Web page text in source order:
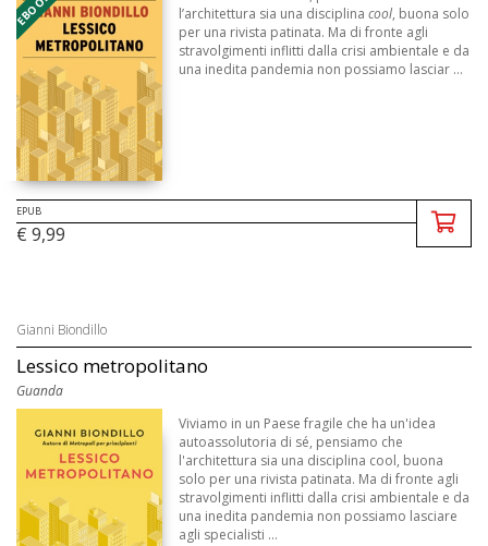
l’architettura sia una disciplina cool, buona solo
per una rivista patinata. Ma di fronte agli
stravolgimenti inflitti dalla crisi ambientale e da
una inedita pandemia non possiamo lasciar ...
EPUB
€ 9,99
Gianni Biondillo
Lessico metropolitano
Guanda
Viviamo in un Paese fragile che ha un'idea
autoassolutoria di sé, pensiamo che
l'architettura sia una disciplina cool, buona
solo per una rivista patinata. Ma di fronte agli
stravolgimenti inflitti dalla crisi ambientale e da
una inedita pandemia non possiamo lasciare
agli specialisti ...